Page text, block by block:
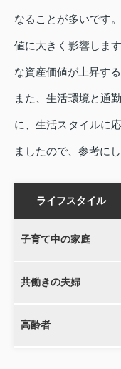
なることが多いです
値に大きく影響しま
な資産価値が上昇す
また、生活環境と通
に、生活スタイルに
ましたので、参考に
ライフスタイル
子育て中の家庭
共働きの夫婦
高齢者